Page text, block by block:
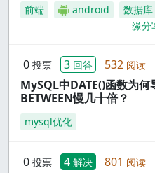
前端 android 数据库
缘分
0 投票 3 回答 532 阅读
MySQL中DATE()函数为
BETWEEN慢几十倍？
mysql优化
0 投票 4 解决 801 阅读